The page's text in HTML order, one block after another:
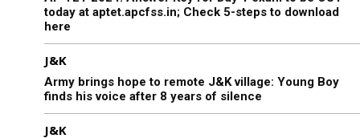
today at aptet.apcfss.in; Check 5-steps to download
here
J&K
Army brings hope to remote J&K village: Young Boy
finds his voice after 8 years of silence
J&K